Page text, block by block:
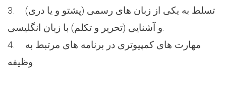
3. تسلط به یکی از زبان های رسمی (پشتو و یا دری)
4. مهارت های کمپیوتری در برنامه های مرتبط به